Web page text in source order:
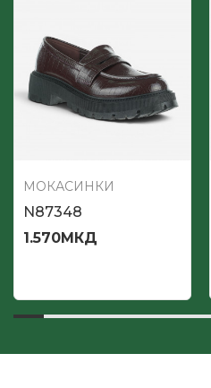
МОКАСИНКИ
N87348
1.570МКД